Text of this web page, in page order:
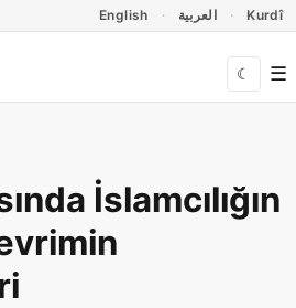
English العربية Kurdî
☾ ☰
İslamcılığın